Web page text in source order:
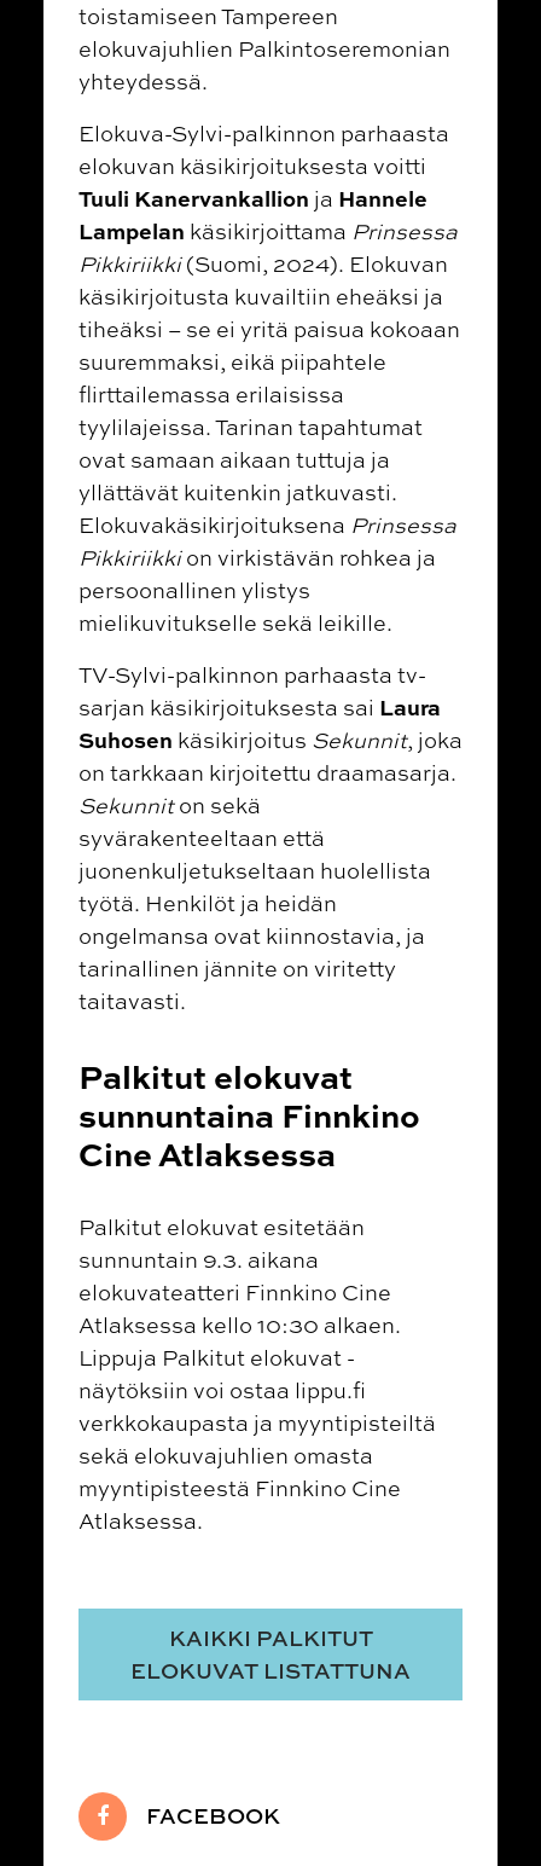
toistamiseen Tampereen
elokuvajuhlien Palkintoseremonian
yhteydessä.
Elokuva-Sylvi-palkinnon parhaasta
elokuvan käsikirjoituksesta voitti
Tuuli Kanervankallion ja Hannele
Lampelan käsikirjoittama Prinsessa
Pikkiriikki(Suomi, 2024). Elokuvan
käsikirjoitusta kuvailtiin eheäksi ja
tiheäksi – se ei yritä paisua kokoaan
suuremmaksi, eikä piipahtele
flirttailemassa erilaisissa
tyylilajeissa. Tarinan tapahtumat
ovat samaan aikaan tuttuja ja
yllättävät kuitenkin jatkuvasti.
Elokuvakäsikirjoituksena Prinsessa
Pikkiriikkion virkistävän rohkea ja
persoonallinen ylistys
mielikuvitukselle sekä leikille.
TV-Sylvi-palkinnon parhaasta tv-
sarjan käsikirjoituksesta sai Laura
Suhosen käsikirjoitus Sekunnit, joka
on tarkkaan kirjoitettu draamasarja.
Sekunniton sekä
syvärakenteeltaan että
juonenkuljetukseltaan huolellista
työtä. Henkilöt ja heidän
ongelmansa ovat kiinnostavia, ja
tarinallinen jännite on viritetty
taitavasti.
Palkitut elokuvat
sunnuntaina Finnkino
Cine Atlaksessa
Palkitut elokuvat esitetään
sunnuntain 9.3. aikana
elokuvateatteri Finnkino Cine
Atlaksessa kello 10:30 alkaen.
Lippuja Palkitut elokuvat -
näytöksiin voi ostaa lippu.fi
verkkokaupasta ja myyntipisteiltä
sekä elokuvajuhlien omasta
myyntipisteestä Finnkino Cine
Atlaksessa.
KAIKKI PALKITUT
ELOKUVAT LISTATTUNA
FACEBOOK